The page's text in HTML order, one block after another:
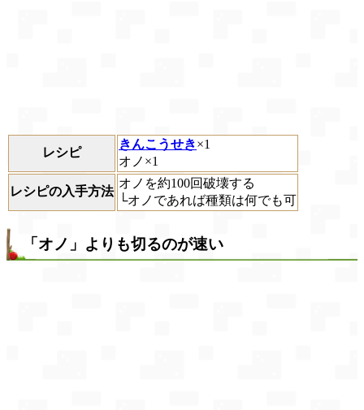
レシピ
きんこうせき×1
オノ×1
レシピの入手方法
オノを約100回破壊する
└オノであれば種類は何でも可
「オノ」よりも切るのが速い